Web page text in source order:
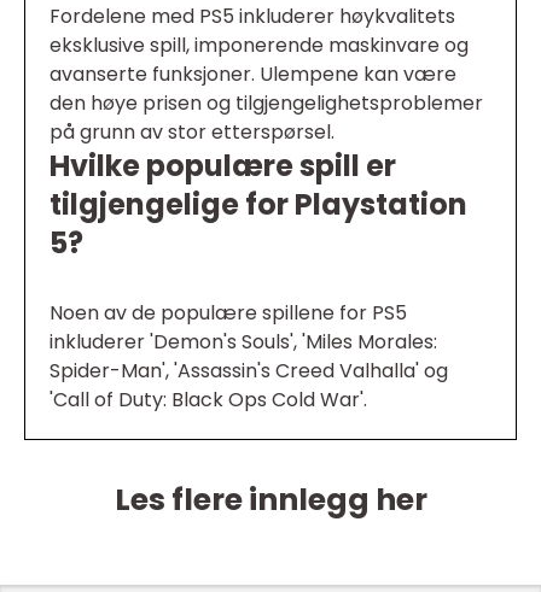
Fordelene med PS5 inkluderer høykvalitets
eksklusive spill, imponerende maskinvare og
avanserte funksjoner. Ulempene kan være
den høye prisen og tilgjengelighetsproblemer
på grunn av stor etterspørsel.
Hvilke populære spill er
tilgjengelige for Playstation
5?
Noen av de populære spillene for PS5
inkluderer 'Demon's Souls', 'Miles Morales:
Spider-Man', 'Assassin's Creed Valhalla' og
'Call of Duty: Black Ops Cold War'.
Les flere innlegg her